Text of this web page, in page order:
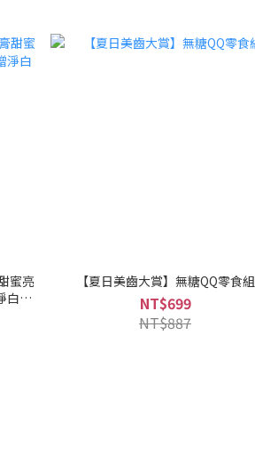
蜜亮
白牙
【夏日美齒大賞】無糖QQ零食組
NT$699
NT$887